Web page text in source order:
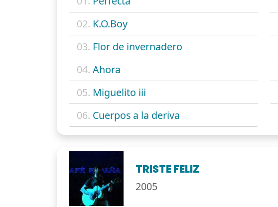
02. K.O.Boy
03. Flor de invernadero
04. Ahora
05. Miguelito iii
06. Cuerpos a la deriva
TRISTE FELIZ
2005